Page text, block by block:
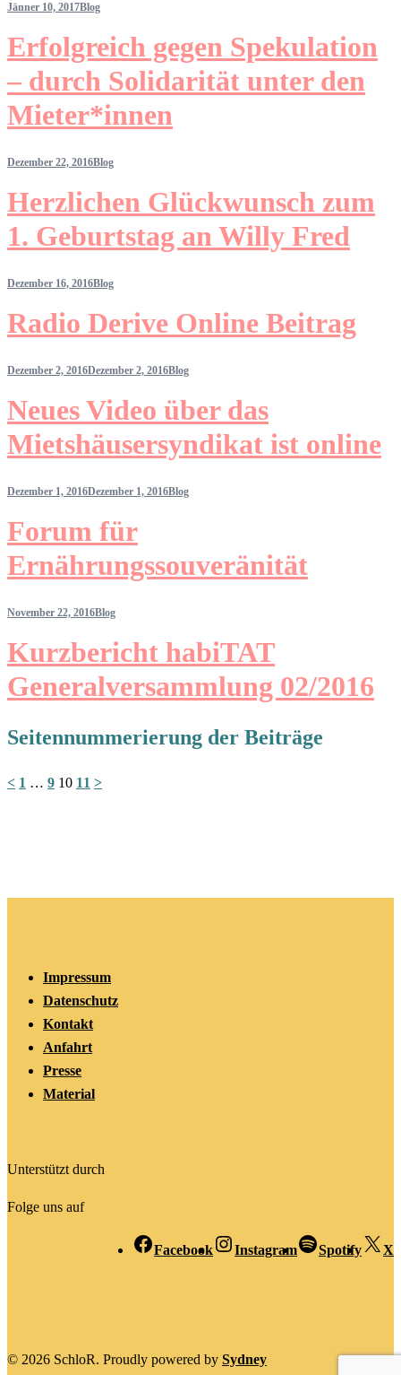
Jänner 10, 2017Blog
Erfolgreich gegen Spekulation
– durch Solidarität unter den
Mieter*innen
Dezember 22, 2016Blog
Herzlichen Glückwunsch zum
1. Geburtstag an Willy Fred
Dezember 16, 2016Blog
Radio Derive Online Beitrag
Dezember 2, 2016Dezember 2, 2016Blog
Neues Video über das
Mietshäusersyndikat ist online
Dezember 1, 2016Dezember 1, 2016Blog
Forum für
Ernährungssouveränität
November 22, 2016Blog
Kurzbericht habiTAT
Generalversammlung 02/2016
Seitennummerierung der Beiträge
< 1 … 9 10 11 >
Impressum
Datenschutz
Kontakt
Anfahrt
Presse
Material
Unterstützt durch
Folge uns auf
Facebook Instagram Spotify X
© 2026 SchloR. Proudly powered by Sydney